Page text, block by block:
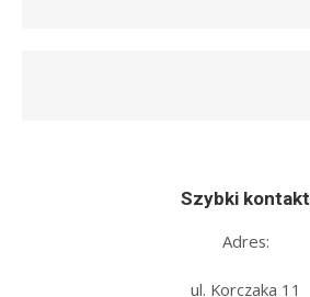
Szybki kontakt
Adres:
ul. Korczaka 11